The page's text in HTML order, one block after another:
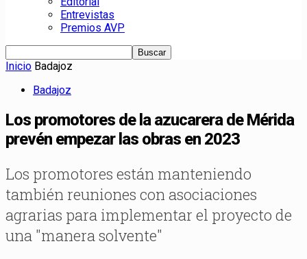
Entrevistas
Premios AVP
Inicio Badajoz
Badajoz
Los promotores de la azucarera de Mérida
prevén empezar las obras en 2023
Los promotores están manteniendo
también reuniones con asociaciones
agrarias para implementar el proyecto de
una "manera solvente"